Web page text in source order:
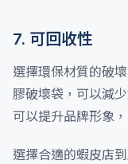
7. 可回收性
選擇環保材質的破
膠破壞袋，可以減
可以提升品牌形象
選擇合適的蝦皮店